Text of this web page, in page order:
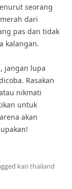
seorang
dari
pas dan tidak
kalangan.
jangan lupa
Rasakan
nikmati
untuk
akan
kari thailand